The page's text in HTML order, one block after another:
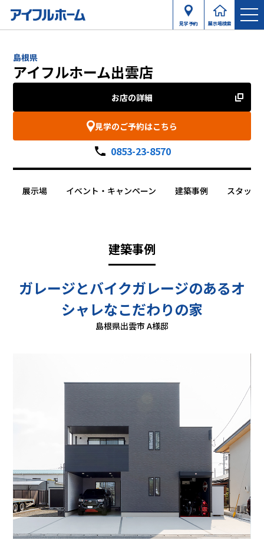
見学予約 展示場検索
島根県
アイフルホーム出雲店
お店の詳細
見学のご予約はこちら
0853-23-8570
展示場 イベント・キャンペーン 建築事例 スタッフ
建築事例
ガレージとバイクガレージのあるオ
シャレなこだわりの家
島根県出雲市 A様邸